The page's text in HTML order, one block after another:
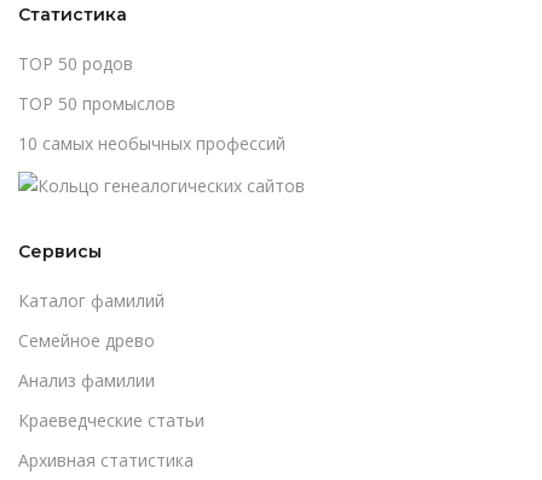
Статистика
TOP 50 родов
TOP 50 промыслов
10 самых необычных профессий
Сервисы
Каталог фамилий
Cемейное древо
Анализ фамилии
Краеведческие статьи
Архивная статистика